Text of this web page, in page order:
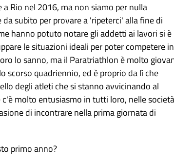
Rio nel 2016, ma non siamo per nulla
subito per provare a 'ripeterci' alla fine di
hanno potuto notare gli addetti ai lavori si è
le situazioni ideali per poter competere in
lo sanno, ma il Paratriathlon è molto
scorso quadriennio, ed è proprio da lì che
degli atleti che si stanno avvicinando al
molto entusiasmo in tutti loro, nelle
di incontrare nella prima giornata di
primo anno?